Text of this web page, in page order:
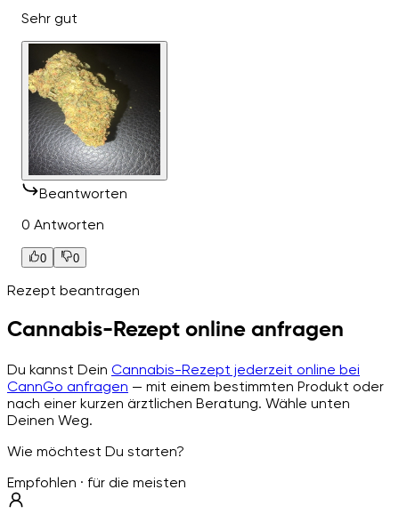
Sehr gut
Beantworten
0 Antworten
0 0
Rezept beantragen
Cannabis-Rezept online anfragen
Du kannst Dein Cannabis-Rezept jederzeit online bei
CannGo anfragen — mit einem bestimmten Produkt oder
nach einer kurzen ärztlichen Beratung. Wähle unten
Deinen Weg.
Wie möchtest Du starten?
Empfohlen · für die meisten